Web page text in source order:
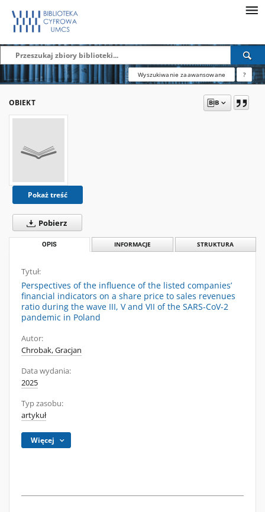
Wyszukiwanie zaawansowane ?
OBIEKT
Pokaż treść
Pobierz
OPIS INFORMACJE STRUKTURA
Tytuł:
Perspectives of the influence of the listed companies’
financial indicators on a share price to sales revenues
ratio during the wave III, V and VII of the SARS-CoV-2
pandemic in Poland
Autor:
Chrobak, Gracjan
Data wydania:
2025
Typ zasobu:
artykuł
Więcej